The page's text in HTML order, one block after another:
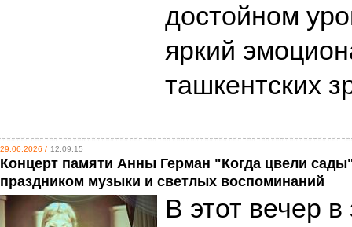
достойном
яркий
ташкентских
29.06.2026 / 12:09:15
Концерт памяти Анны Герман "Когда цвели
праздником музыки и светлых воспоминаний
В этот вечер